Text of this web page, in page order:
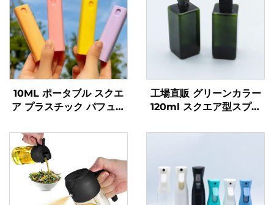
10ML ポータブル スクエ
ア プラスチック パフュー
ューム スプレーボトル
工場直販 グリーンカラー
120ml スクエア型スプレ
スタム